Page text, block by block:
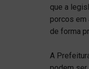
que a
porcos em
de forma
A